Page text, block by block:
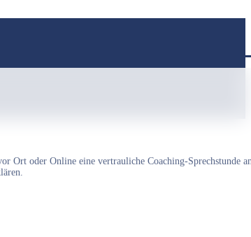
Ort oder Online eine vertrauliche Coaching-Sprechstunde